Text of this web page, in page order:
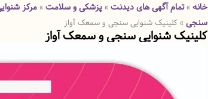
خانه » تمام آگهی های دیدنت » پزشکی و سلامت » مرکز
سنجی » کلینیک شنوایی سنجی و سمعک آواز
کلینیک شنوایی سنجی و سمعک آواز